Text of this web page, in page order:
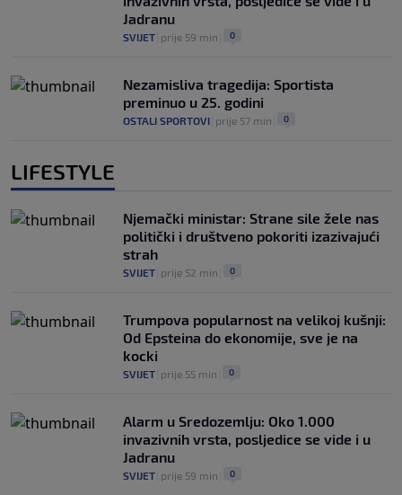
Jadranu
SVIJET prije 59 min 0
Nezamisliva tragedija: Sportista
preminuo u 25. godini
OSTALI SPORTOVI prije 57 min 0
LIFESTYLE
Njemački ministar: Strane sile žele nas
politički i društveno pokoriti izazivajući
strah
SVIJET prije 52 min 0
Trumpova popularnost na velikoj kušnji:
Od Epsteina do ekonomije, sve je na
kocki
SVIJET prije 55 min 0
Alarm u Sredozemlju: Oko 1.000
invazivnih vrsta, posljedice se vide i u
Jadranu
SVIJET prije 59 min 0